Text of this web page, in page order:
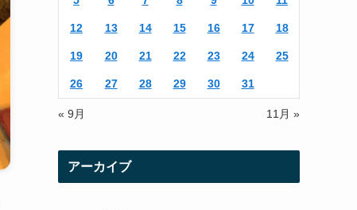
12 13 14 15 16 17 18
19 20 21 22 23 24 25
26 27 28 29 30 31
« 9月 11月 »
アーカイブ